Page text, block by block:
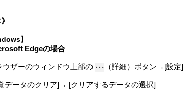
】
Edgeの場合
ウザーのウィンドウ上部の （詳細）ボタン→[設定]
データのクリア]→ [クリアするデータの選択]